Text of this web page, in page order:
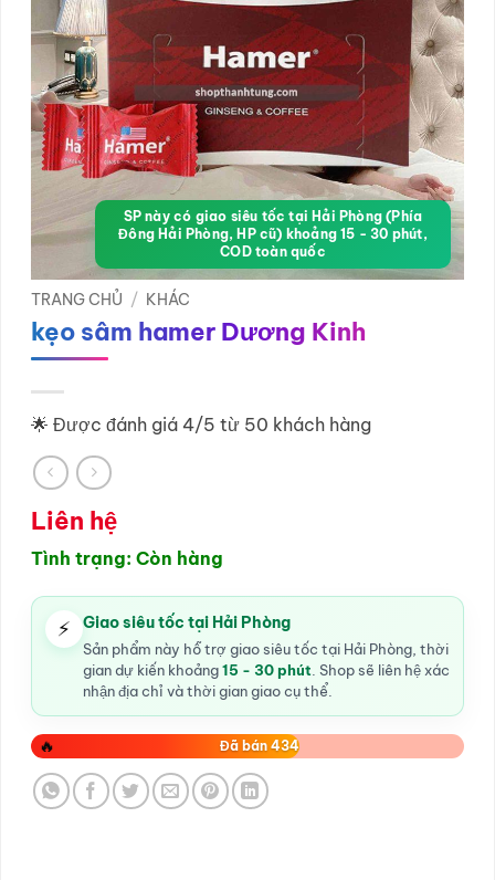
SP này có giao siêu tốc tại Hải Phòng (Phía
Đông Hải Phòng, HP cũ) khoảng 15 - 30 phút,
COD toàn quốc
TRANG CHỦ / KHÁC
kẹo sâm hamer Dương Kinh
🌟 Được đánh giá 4/5 từ 50 khách hàng
Liên hệ
Tình trạng: Còn hàng
⚡ Giao siêu tốc tại Hải Phòng
Sản phẩm này hỗ trợ giao siêu tốc tại Hải Phòng, thời
gian dự kiến khoảng15 - 30 phút . Shop sẽ liên hệ xác
nhận địa chỉ và thời gian giao cụ thể.
🔥 Đã bán 434